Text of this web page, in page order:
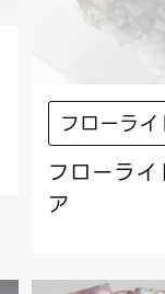
フローラ
フローラ
ア